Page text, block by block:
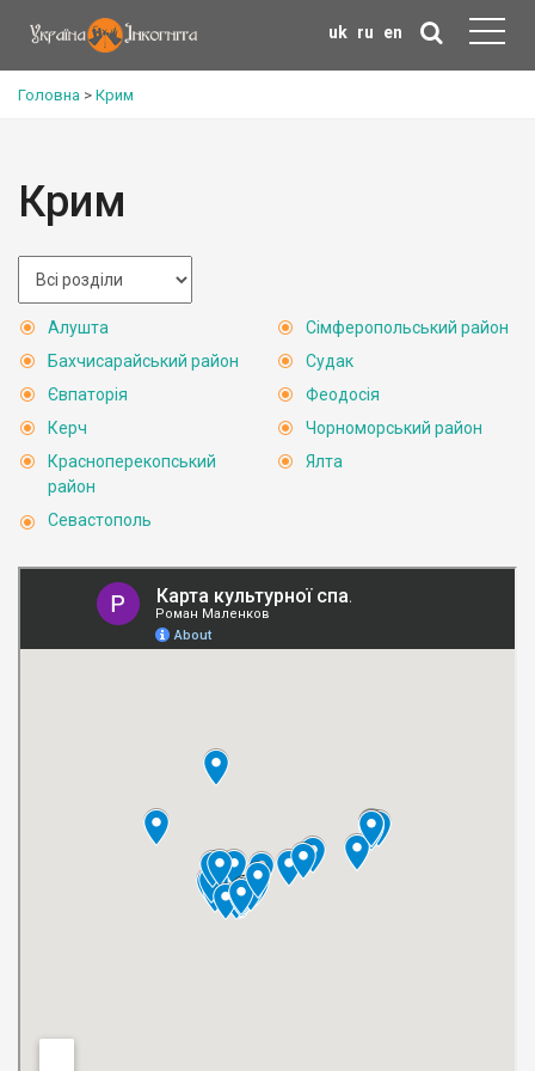
uk ru en
Головна > Крим
Крим
Алушта
Бахчисарайський район
Євпаторія
Керч
Красноперекопський
район
Севастополь
Сімферопольський район
Судак
Феодосія
Чорноморський район
Ялта